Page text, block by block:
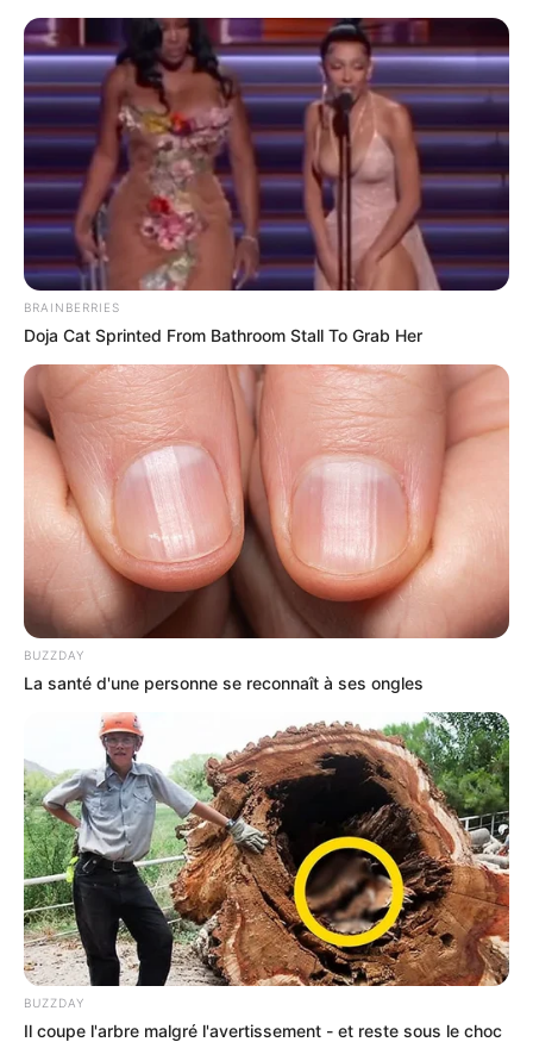
BRAINBERRIES
Doja Cat Sprinted From Bathroom Stall To Grab Her
BUZZDAY
La santé d'une personne se reconnaît à ses ongles
BUZZDAY
Il coupe l'arbre malgré l'avertissement - et reste sous le choc